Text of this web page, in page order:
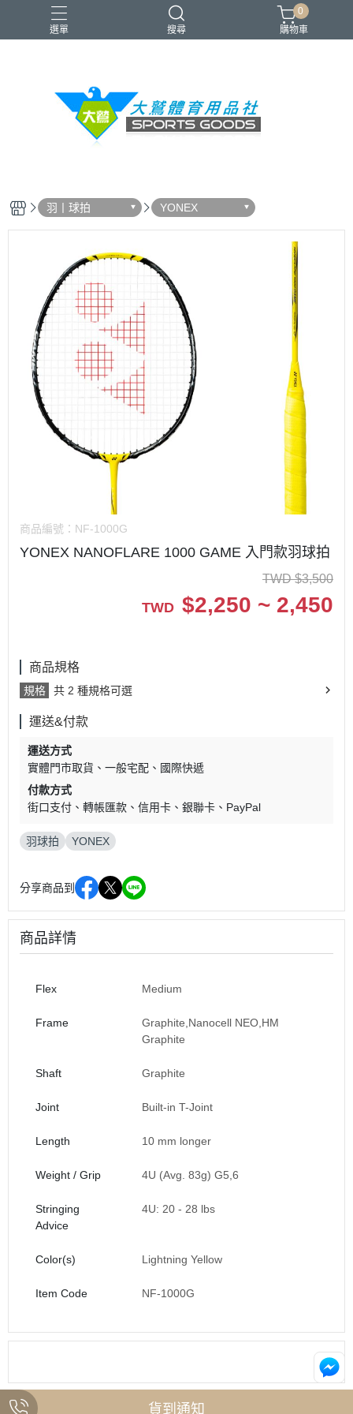
選單 搜尋
VICTOR YONEX 羽球拍 羽球鞋 零碼出清
0
購物車
羽丨球拍 YONEX
商品編號： NF-1000G
YONEX NANOFLARE 1000 GAME 入門款羽球拍
TWD $3,500
TWD $2,250 ~ 2,450
商品規格
規格 共 2 種規格可選
運送&付款
運送方式
實體門市取貨
一般宅配
國際快遞
付款方式
街口支付
轉帳匯款 信用卡 銀聯卡 PayPal
羽球拍 YONEX
分享商品到
商品詳情
Flex Medium
Frame
Graphite,Nanocell NEO,HM
Graphite
Shaft Graphite
Joint Built-in T-Joint
Length 10 mm longer
Weight / Grip 4U (Avg. 83g) G5,6
Stringing
Advice
4U: 20 - 28 lbs
Color(s) Lightning Yellow
Item Code NF-1000G
貨到通知